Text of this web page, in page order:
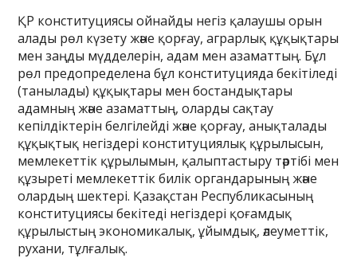
ҚР конституциясы ойнайды негіз қалаушы орын
алады рөл күзету және қорғау, аграрлық құқықтары
мен заңды мүдделерін, адам мен азаматтың. Бұл
рөл предопределена бұл конституцияда бекітіледі
(танылады) құқықтары мен бостандықтары
адамның және азаматтың, оларды сақтау
кепілдіктерін белгілейді және қорғау, анықталады
құқықтық негіздері конституциялық құрылысын,
мемлекеттік құрылымын, қалыптастыру тәртібі мен
құзыреті мемлекеттік билік органдарының және
олардың шектері. Қазақстан Республикасының
конституциясы бекітеді негіздері қоғамдық
құрылыстың экономикалық, ұйымдық, әлеуметтік,
рухани, тұлғалық.